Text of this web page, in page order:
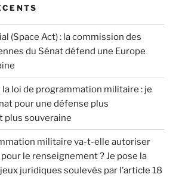
(Space Act) : la commission des
du Sénat défend une Europe
loi de programmation militaire : je
pour une défense plus
plus souveraine
militaire va-t-elle autoriser
pour le renseignement ? Je pose la
juridiques soulevés par l’article 18